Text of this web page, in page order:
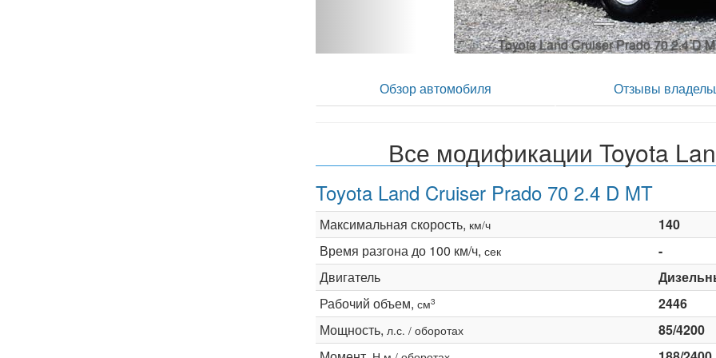
Toyota Land Cruiser Prado 70 2.4 D
Обзор автомобиля Отзывы
Все модификации Toyota
Toyota Land Cruiser Prado 70 2.4 D MT
Максимальная скорость, км/ч
140
Время разгона до 100 км/ч, сек
-
Двигатель
Рабочий объем, см3
2446
Мощность, л.с. / оборотах
85/4200